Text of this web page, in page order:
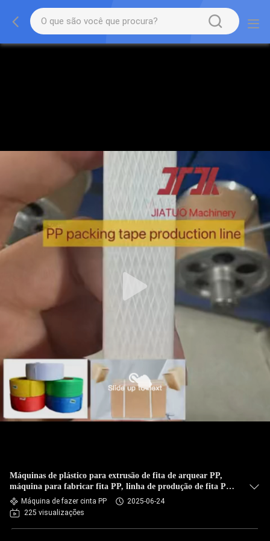
Máquinas de plástico para extrusão de fita de arquear PP,
máquina para fabricar fita PP, linha de produção de fita PP
com filtro automático
Máquina de fazer cinta PP
2025-06-24
225 visualizações